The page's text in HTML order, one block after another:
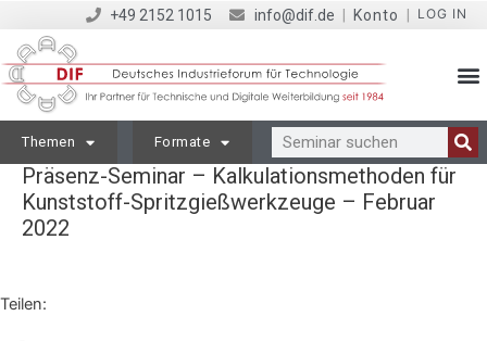
+49 2152 1015 info@dif.de Konto LOG IN
Themen Formate
Präsenz-Seminar – Kalkulationsmethoden für
Kunststoff-Spritzgießwerkzeuge – Februar
2022
Teilen: